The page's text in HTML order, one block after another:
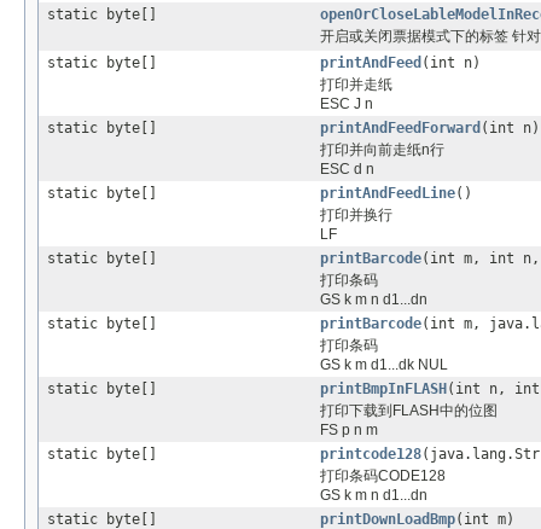
static byte[]
开启或关闭票据模式下的标签 针
static byte[]
printAndFeed (int n)
打印并走纸
ESC J n
static byte[]
printAndFeedForward (int n)
打印并向前走纸n行
ESC d n
static byte[]
printAndFeedLine()
打印并换行
LF
static byte[]
printBarcode(int m, int n,
打印条码
GS k m n d1...dn
static byte[]
printBarcode(int m,
打印条码
GS k m d1...dk NUL
static byte[]
printBmpInFLASH (int n, int
打印下载到FLASH中的位图
FS p n m
static byte[]
printcode128
打印条码CODE128
GS k m n d1...dn
static byte[]
printDownLoadBmp(int m)